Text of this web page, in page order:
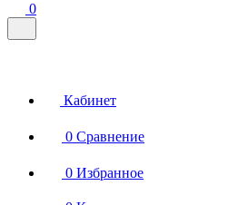
0
Кабинет
0 Сравнение
0 Избранное